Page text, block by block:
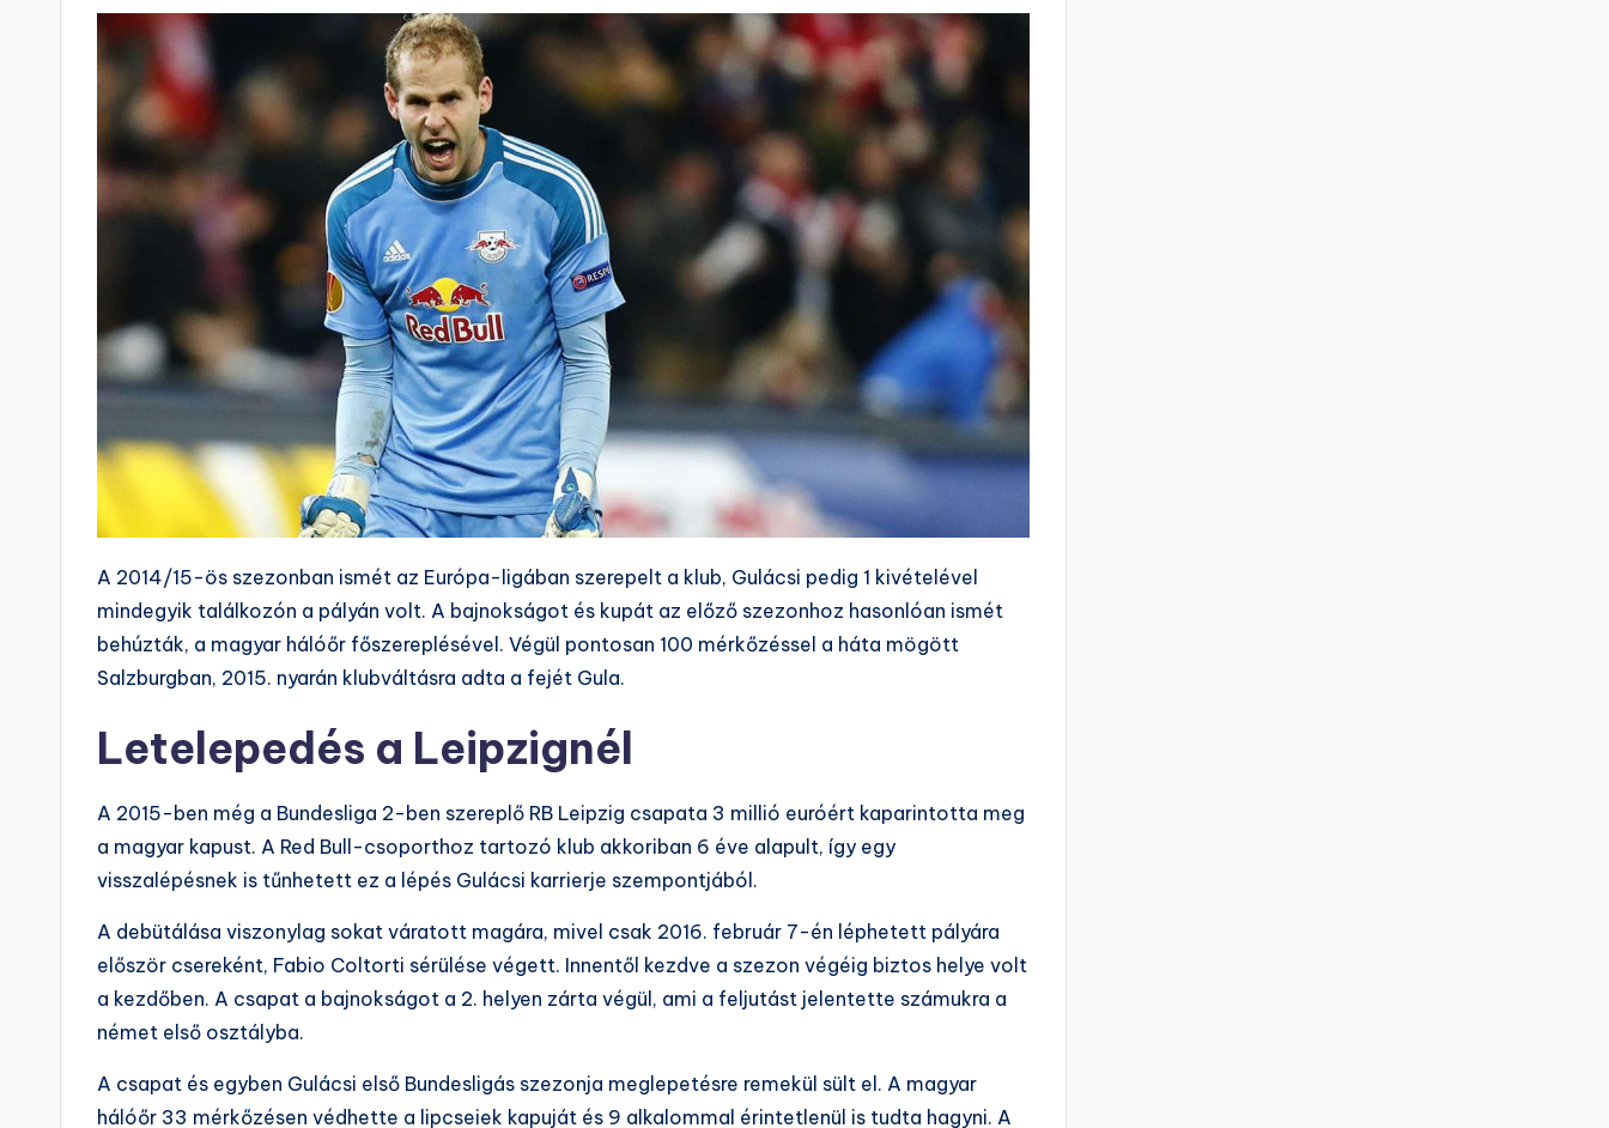
A 2014/15-ös szezonban ismét az Európa-ligában szerepelt a klub, Gulácsi pedig 1 kivételével
mindegyik találkozón a pályán volt. A bajnokságot és kupát az előző szezonhoz hasonlóan ismét
behúzták, a magyar hálóőr főszereplésével. Végül pontosan 100 mérkőzéssel a háta mögött
Salzburgban, 2015. nyarán klubváltásra adta a fejét Gula.
Letelepedés a Leipzignél
A 2015-ben még a Bundesliga 2-ben szereplő RB Leipzig csapata 3 millió euróért kaparintotta meg
a magyar kapust. A Red Bull-csoporthoz tartozó klub akkoriban 6 éve alapult, így egy
visszalépésnek is tűnhetett ez a lépés Gulácsi karrierje szempontjából.
A debütálása viszonylag sokat váratott magára, mivel csak 2016. február 7-én léphetett pályára
először csereként, Fabio Coltorti sérülése végett. Innentől kezdve a szezon végéig biztos helye volt
a kezdőben. A csapat a bajnokságot a 2. helyen zárta végül, ami a feljutást jelentette számukra a
német első osztályba.
A csapat és egyben Gulácsi első Bundesligás szezonja meglepetésre remekül sült el. A magyar
hálóőr 33 mérkőzésen védhette a lipcseiek kapuját és 9 alkalommal érintetlenül is tudta hagyni. A